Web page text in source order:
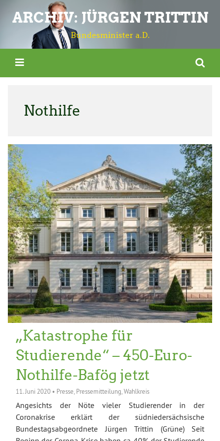
ARCHIV: JÜRGEN TRITTIN
Bundesminister a.D.
Nothilfe
„Katastrophe für
Studierende“ – 450-Euro-
Nothilfe-Bafög jetzt
11. Juni 2020 • Presse Pressemitteilung Wahlkreis
Angesichts der Nöte vieler Studierender in der
Coronakrise erklärt der südniedersächsische
Bundestagsabgeordnete Jürgen Trittin (Grüne) Seit